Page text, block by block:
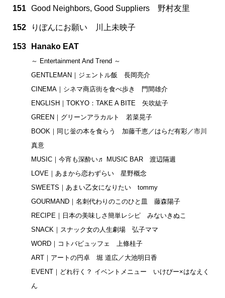
151 Good Neighbors, Good Suppliers 野村友里
152 りぼんにお願い 川上未映子
153 Hanako EAT
～ Entertainment And Trend ～
GENTLEMAN｜ジェントル飯 長岡亮介
CINEMA｜シネマ商店街を食べ歩き 門間雄介
ENGLISH｜TOKYO：TAKE A BITE 矢吹紘子
GREEN｜グリーンアラカルト 若菜晃子
BOOK｜同じ釡の本を食らう 加藤千恵／はらだ有彩／市川
真意
MUSIC｜今宵も深酔い♬ MUSIC BAR 渡辺隔週
LOVE｜あまから恋わずらい 星野概念
SWEETS｜あまい乙女になりたい tommy
GOURMAND｜名刺代わりのこのひと皿 藤森陽子
RECIPE｜日本の美味しさ簡単レシピ みないきぬこ
SNACK｜スナック女の人生劇場 弘子ママ
WORD｜コトバビュッフェ 上條桂子
ART｜アートの円卓 堀 道広／大池明日香
EVENT｜どれ行く？ イベントメニュー いけぴー×はなえく
ん